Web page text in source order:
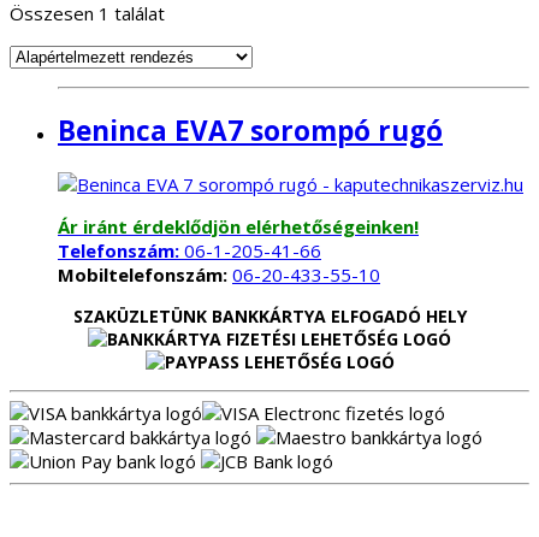
Összesen 1 találat
Beninca EVA7 sorompó rugó
Ár iránt érdeklődjön elérhetőségeinken!
Telefonszám: 06-1-205-41-66
Mobiltelefonszám: 06-20-433-55-10
SZAKÜZLETÜNK BANKKÁRTYA ELFOGADÓ HELY